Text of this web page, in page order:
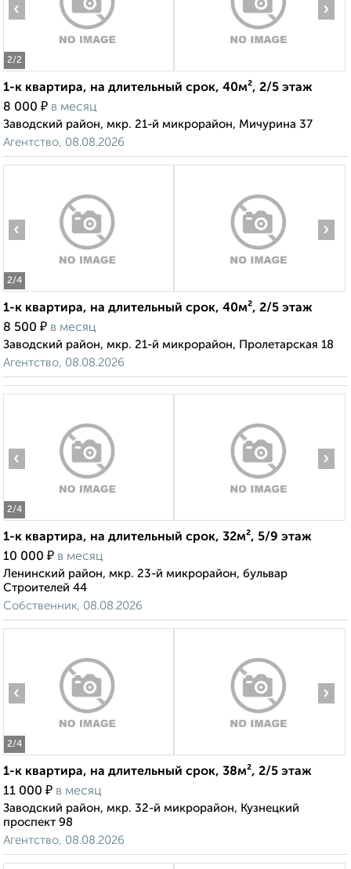
2/2
‹ ›
1-к квартира, на длительный срок, 40м², 2/5 этаж
8 000 ₽ в месяц
Заводский район, мкр. 21-й микрорайон, Мичурина 37
Агентство, 08.08.2026
2/4
‹ ›
1-к квартира, на длительный срок, 40м², 2/5 этаж
8 500 ₽ в месяц
Заводский район, мкр. 21-й микрорайон, Пролетарская 18
Агентство, 08.08.2026
2/4
‹ ›
1-к квартира, на длительный срок, 32м², 5/9 этаж
10 000 ₽ в месяц
Ленинский район, мкр. 23-й микрорайон, бульвар
Строителей 44
Собственник, 08.08.2026
2/4
‹ ›
1-к квартира, на длительный срок, 38м², 2/5 этаж
11 000 ₽ в месяц
Заводский район, мкр. 32-й микрорайон, Кузнецкий
проспект 98
Агентство, 08.08.2026